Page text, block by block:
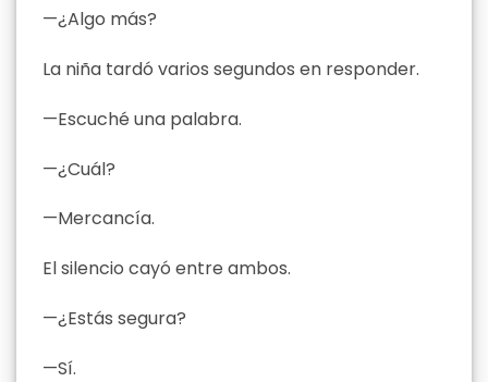
—¿Algo más?
La niña tardó varios segundos en responder.
—Escuché una palabra.
—¿Cuál?
—Mercancía.
El silencio cayó entre ambos.
—¿Estás segura?
—Sí.